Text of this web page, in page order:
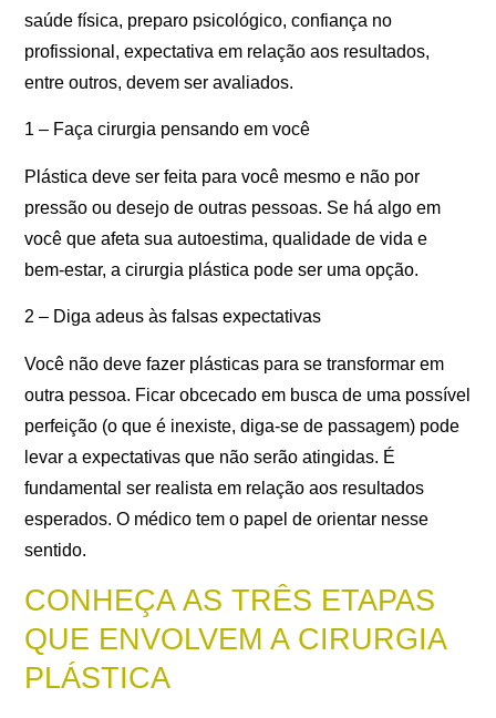
saúde física, preparo psicológico, confiança no
profissional, expectativa em relação aos resultados,
entre outros, devem ser avaliados.
1 – Faça cirurgia pensando em você
Plástica deve ser feita para você mesmo e não por
pressão ou desejo de outras pessoas. Se há algo em
você que afeta sua autoestima, qualidade de vida e
bem-estar, a cirurgia plástica pode ser uma opção.
2 – Diga adeus às falsas expectativas
Você não deve fazer plásticas para se transformar em
outra pessoa. Ficar obcecado em busca de uma possível
perfeição (o que é inexiste, diga-se de passagem) pode
levar a expectativas que não serão atingidas. É
fundamental ser realista em relação aos resultados
esperados. O médico tem o papel de orientar nesse
sentido.
CONHEÇA AS TRÊS ETAPAS
QUE ENVOLVEM A CIRURGIA
PLÁSTICA